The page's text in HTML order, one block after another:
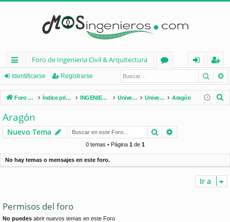
nl
ac
es
rá
pi
d
Foro de Ingenieria Civil & Arquitectura
os
nt
ifi
e
eg
ist
ra
Identificarse Registrarse
Foro de Ingenieria Civil & Arquitectura Índice principal INGENIERÍA CIVIL (España) Universidades de España Universidades por Comunidades Aragón
r
Aragón
Nuevo Tema Buscar
0 temas • Página 1de 1
No hay temas o mensajes en este foro.
Ir a
Permisos del foro
No puedes abrir nuevos temas en este Foro